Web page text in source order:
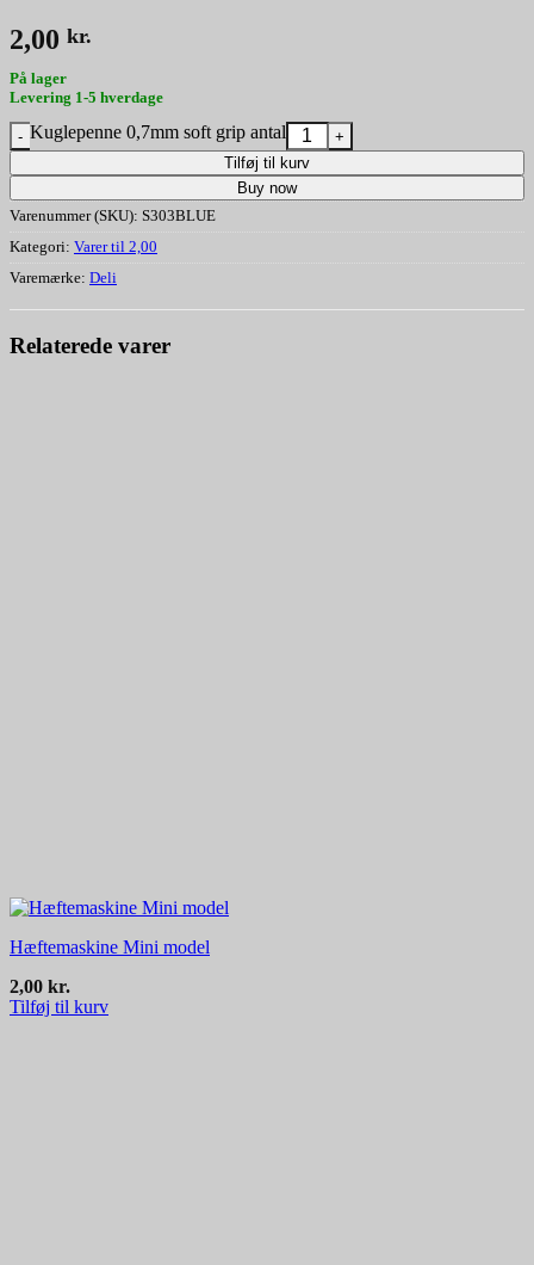
2,00 kr.
På lager
Levering 1-5 hverdage
Kuglepenne 0,7mm soft grip antal
Tilføj til kurv
Buy now
Varenummer (SKU): S303BLUE
Kategori: Varer til 2,00
Varemærke: Deli
Relaterede varer
Hæftemaskine Mini model
2,00 kr.
Tilføj til kurv